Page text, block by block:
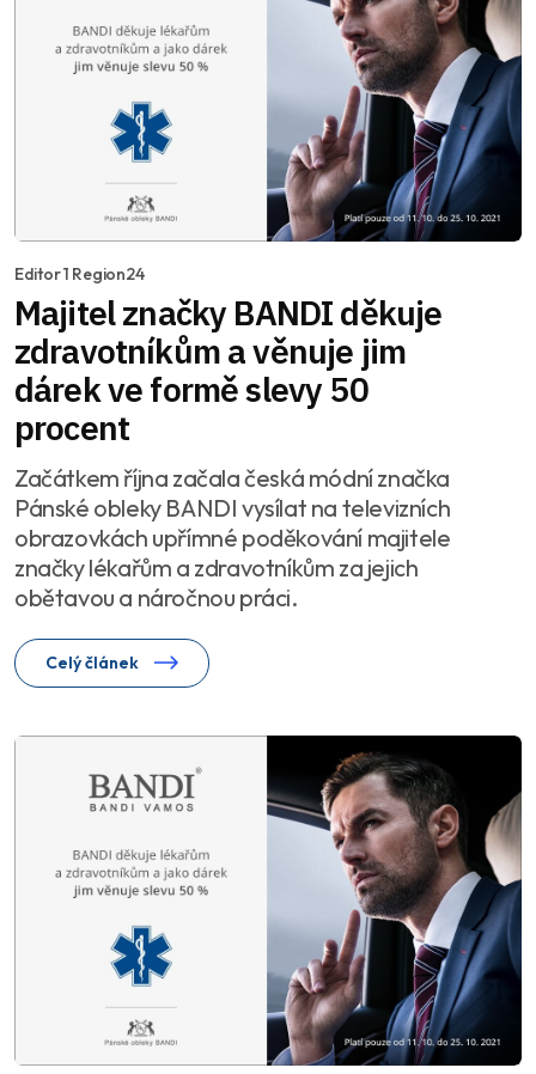
Editor 1 Region24
Majitel značky BANDI děkuje
zdravotníkům a věnuje jim
dárek ve formě slevy 50
procent
Začátkem října začala česká módní značka
Pánské obleky BANDI vysílat na televizních
obrazovkách upřímné poděkování majitele
značky lékařům a zdravotníkům za jejich
obětavou a náročnou práci.
Celý článek